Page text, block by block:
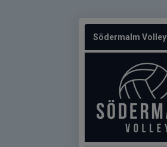
Södermalm Volley